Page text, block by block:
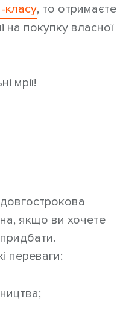
класу, то отримаєте
на покупку власної
мрії!
якщо ви хочете
переваги: